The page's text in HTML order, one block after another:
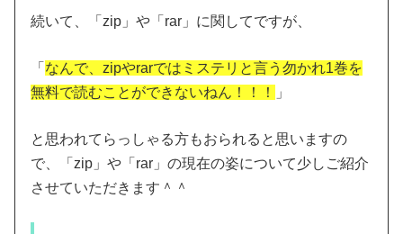
続いて、「zip」や「rar」に関してですが、
「 なんで、zipやrarではミステリと言う勿かれ1巻を
無料で読むことができないねん！！！
」
と思われてらっしゃる方もおられると思いますの
で、「zip」や「rar」の現在の姿について少しご紹介
させていただきます＾＾